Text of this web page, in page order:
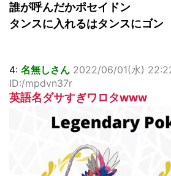
誰が呼んだかポセイドン
タンスに入れるはタンスにゴン
4: 名無しさん 2022/06/01(水)
ID:/mpdvn37r
英語名ダサすぎワロタwww